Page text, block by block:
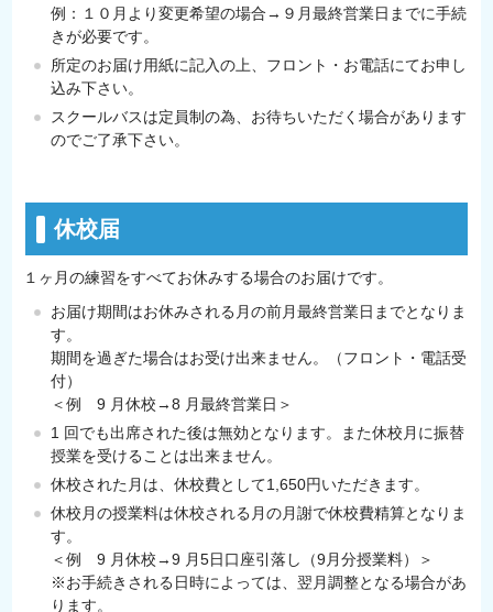
例：１０月より変更希望の場合→９月最終営業日までに手続
きが必要です。
所定のお届け用紙に記入の上、フロント・お電話にてお申し
込み下さい。
スクールバスは定員制の為、お待ちいただく場合があります
のでご了承下さい。
休校届
１ヶ月の練習をすべてお休みする場合のお届けです。
お届け期間はお休みされる月の前月最終営業日までとなりま
す。
期間を過ぎた場合はお受け出来ません。（フロント・電話受
付）
＜例 9 月休校→8 月最終営業日＞
1 回でも出席された後は無効となります。また休校月に振替
授業を受けることは出来ません。
休校された月は、休校費として1,650円いただきます。
休校月の授業料は休校される月の月謝で休校費精算となりま
す。
＜例 9 月休校→9 月5日口座引落し（9月分授業料）＞
※お手続きされる日時によっては、翌月調整となる場合があ
ります。